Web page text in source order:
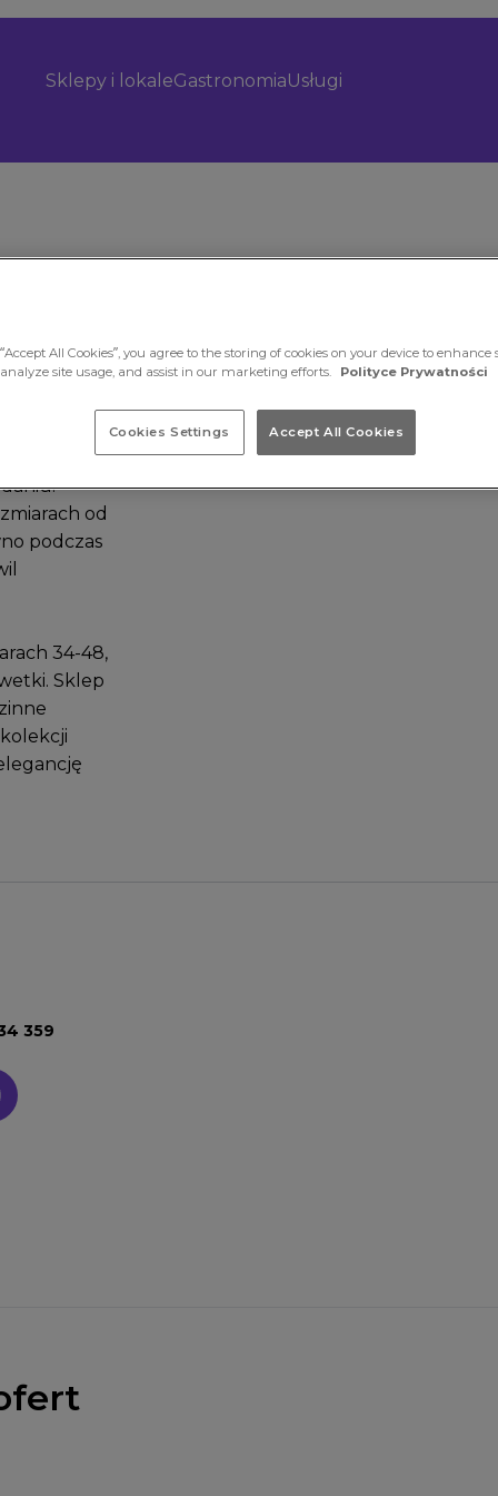
Sklepy i lokaleGastronomiaUsługi
czeka na
od
podczas
34-48,
Sklep
359
All Cookies”, you agree to the storing of cookies on your device to enhance
site usage, and assist in our marketing efforts.
Polityce Prywatności
Cookies Settings Accept All Cookies